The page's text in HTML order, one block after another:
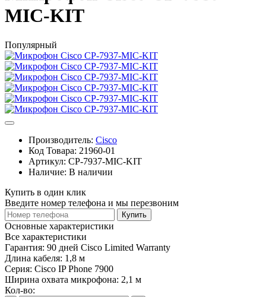
MIC-KIT
Популярный
Производитель: Cisco
Код Товара: 21960-01
Артикул: CP-7937-MIC-KIT
Наличие: В наличии
Купить в один клик
Введите номер телефона и мы перезвоним
Купить
Основные характеристики
Все характеристики
Гарантия: 90 дней Cisco Limited Warranty
Длина кабеля: 1,8 м
Серия: Cisco IP Phone 7900
Ширина охвата микрофона: 2,1 м
Кол-во: